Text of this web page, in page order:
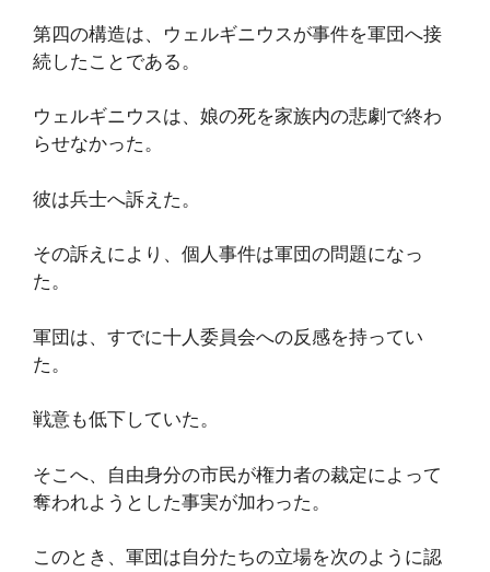
第四の構造は、ウェルギニウスが事件を軍団へ接
続したことである。
ウェルギニウスは、娘の死を家族内の悲劇で終わ
らせなかった。
彼は兵士へ訴えた。
その訴えにより、個人事件は軍団の問題になっ
た。
軍団は、すでに十人委員会への反感を持ってい
た。
戦意も低下していた。
そこへ、自由身分の市民が権力者の裁定によって
奪われようとした事実が加わった。
このとき、軍団は自分たちの立場を次のように認